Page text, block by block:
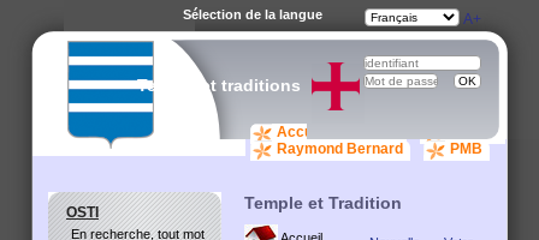
Temple et Tradition
Accueil catalogue
osti.org
Raymond Bernard
PMB
Temple et traditions
OSTI
En recherche, tout mot
A A+
Sélection de la langue